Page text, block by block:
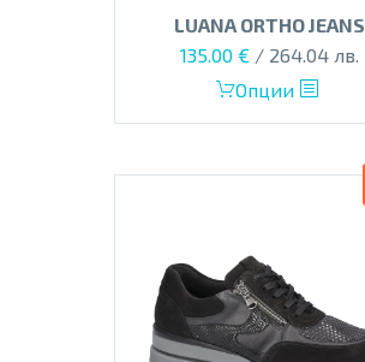
LUANA ORTHO JEANS
135.00 € / 264.04 лв.
Опции
This
product
multiple
options
may
be